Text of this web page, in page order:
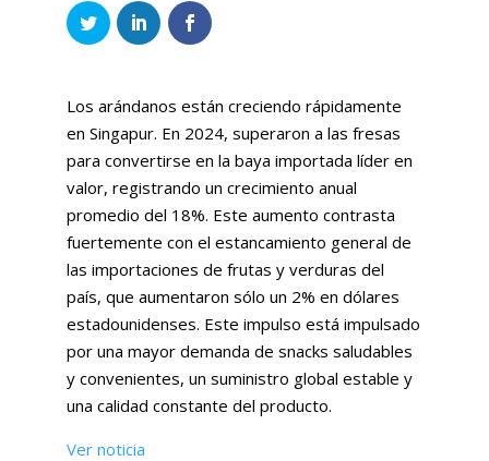
Los arándanos están creciendo rápidamente
en Singapur. En 2024, superaron a las fresas
para convertirse en la baya importada líder en
valor, registrando un crecimiento anual
promedio del 18%. Este aumento contrasta
fuertemente con el estancamiento general de
las importaciones de frutas y verduras del
país, que aumentaron sólo un 2% en dólares
estadounidenses. Este impulso está impulsado
por una mayor demanda de snacks saludables
y convenientes, un suministro global estable y
una calidad constante del producto.
Ver noticia